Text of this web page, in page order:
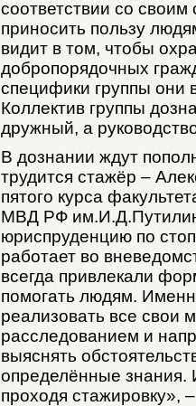
соответствии со
приносить пользу
видит в том, чтобы
добропорядочных
специфики группы они
Коллектив группы
дружный, а
В дознании ждут
трудится стажёр –
пятого курса
МВД РФ
юриспруденцию по
работает во
всегда привлекали
помогать людям.
реализовать все свои
расследованием и
выяснять
определённые знания.
проходя стажировку»,